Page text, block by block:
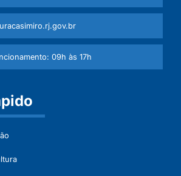
09h às 17h